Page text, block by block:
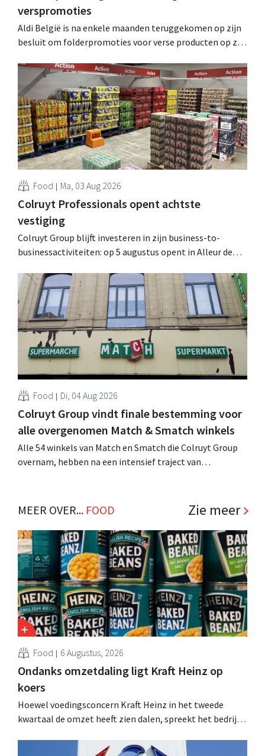
verspromoties
Aldi België is na enkele maanden teruggekomen op zijn
besluit om folderpromoties voor verse producten op zijn
werking treden: "Onze klanten willen goed
geïnformeerd worden." .
Food Ma, 03 Aug 2026
Colruyt Professionals opent achtste
vestiging
Colruyt Group blijft investeren in zijn business-to-
businessactiviteiten: op 5 augustus opent in Alleur de
winkelformule die zich uitsluitend richt op professionele
klanten. .
Food Di, 04 Aug 2026
Colruyt Group vindt finale bestemming voor
alle overgenomen Match & Smatch winkels
Alle 54 winkels van Match en Smatch die Colruyt Group
overnam, hebben na een intensief traject van
.MEER OVER... FOOD Zie meer
Food 6 Augustus, 2026
Ondanks omzetdaling ligt Kraft Heinz op
koers
Hoewel voedingsconcern Kraft Heinz in het tweede
kwartaal de omzet heeft zien dalen, spreekt het bedrijf
multinational verhoogt de investeringen en de